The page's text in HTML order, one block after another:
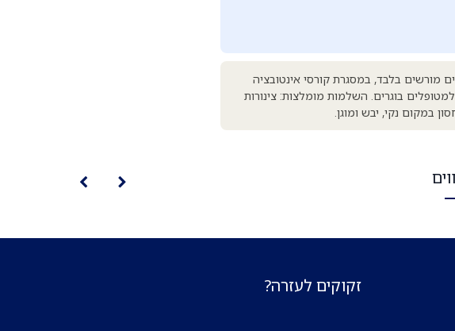
מורשים בלבד, במסגרת קורסי אינטובציה
בוגרים. השלמות מומלצות: צינורות
זקוקים לעזרה?